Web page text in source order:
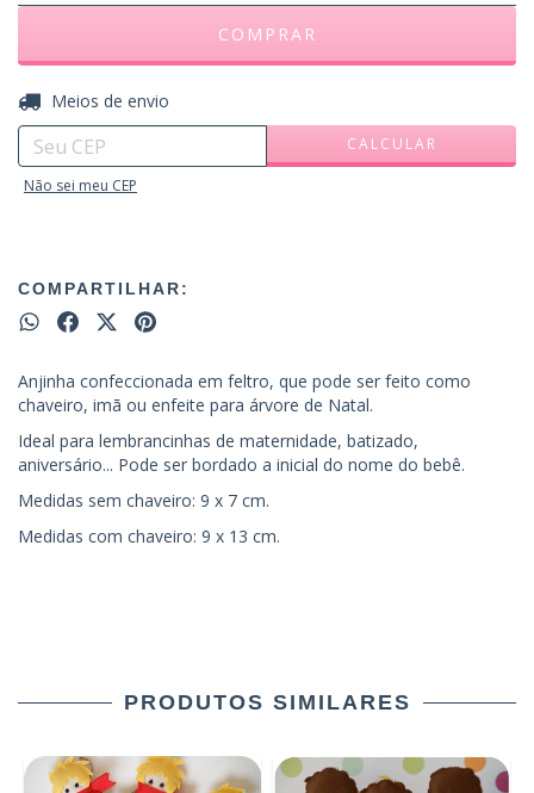
Entregas para o CEP:
Meios de envio
CALCULAR
Não sei meu CEP
COMPARTILHAR:
Anjinha confeccionada em feltro, que pode ser feito como
chaveiro, imã ou enfeite para árvore de Natal.
Ideal para lembrancinhas de maternidade, batizado,
aniversário... Pode ser bordado a inicial do nome do bebê.
Medidas sem chaveiro: 9 x 7 cm.
Medidas com chaveiro: 9 x 13 cm.
PRODUTOS SIMILARES